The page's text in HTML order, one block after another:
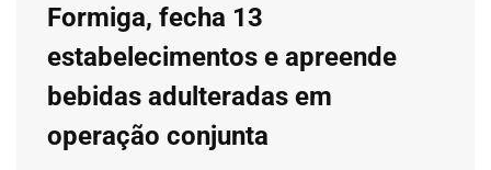
Formiga, fecha 13
estabelecimentos e apreende
bebidas adulteradas em
operação conjunta